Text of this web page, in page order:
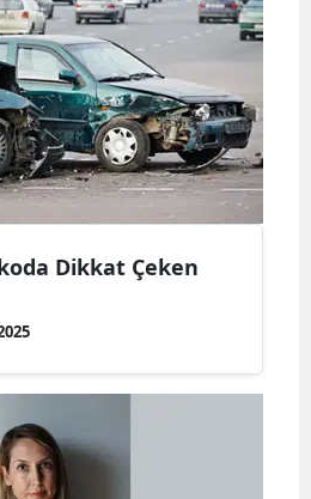
Batman
Şırnak
Bartın
Ardahan
Yalova
Osmaniye
Düzce
Dikkat Çeken